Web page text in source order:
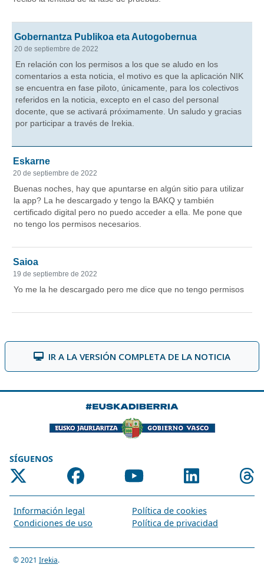
IR A LA VERSIÓN COMPLETA DE LA NOTICIA
SÍGUENOS
Información legal
Política de cookies
Condiciones de uso
Política de privacidad
© 2021 Irekia.